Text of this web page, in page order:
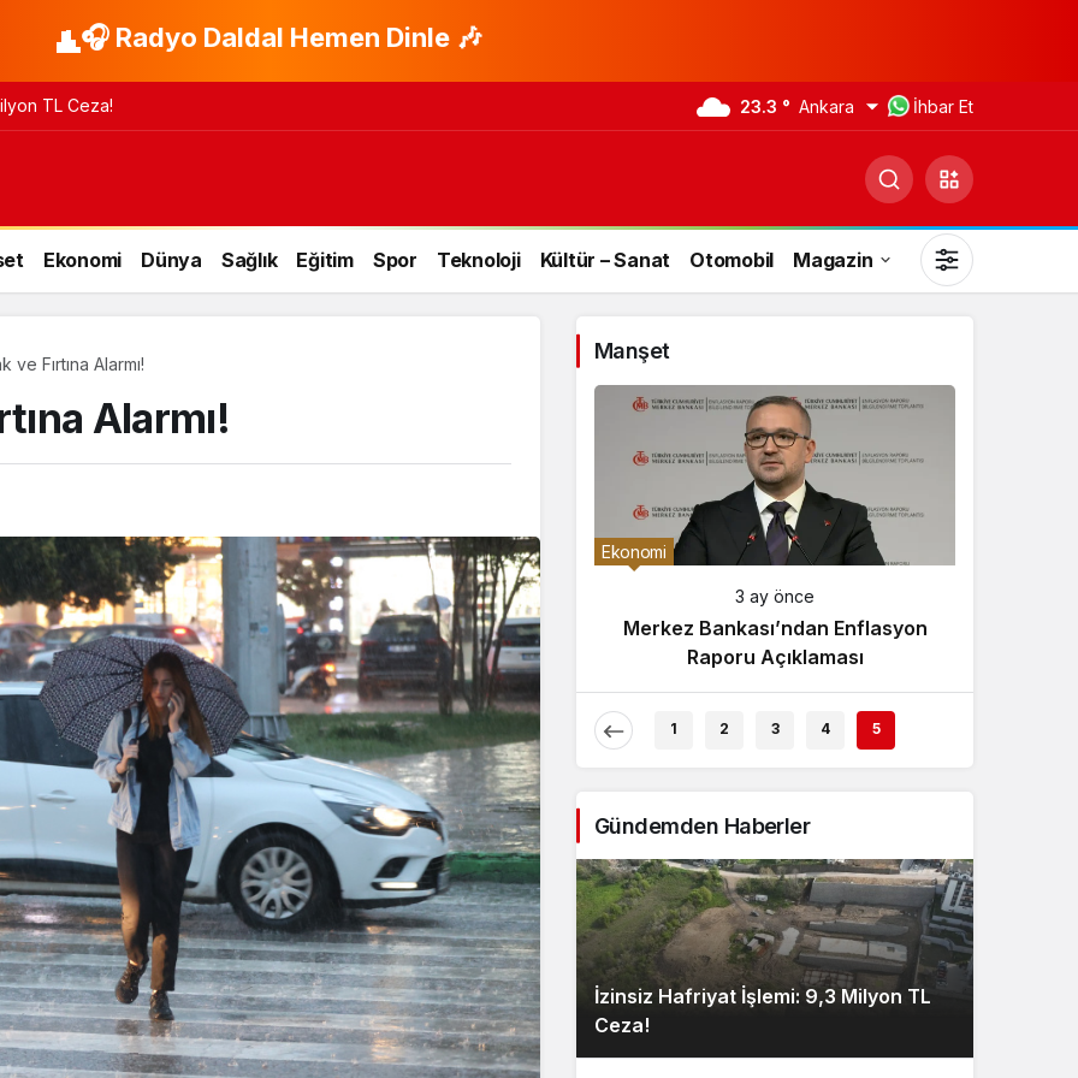
🎧 Radyo Daldal Hemen Dinle 🎶
TL Ceza! 23.3 ° Ankara İhbar Et
Ekonomi Dünya Sağlık Eğitim Spor Teknoloji Kültür – Sanat Otomobil Magazin
Gündüz Modu
Gündüz modunu seçin.
Gece Modu
Gece modunu seçin.
Sistem Modu
Sistem modunu seçin.
Fırtına Alarmı!
Alarmı!
Manşet
Tartışması
Son Dakika
3 ay önce
Çaykur Rizespor, Beşiktaş’ı
Ağırlıyor!
Ekonomi
3 ay önce
Merkez Bankası’ndan Enflasyon
Raporu Açıklaması
1 2 3 4 5
Gündemden Haberler
İzinsiz Hafriyat İşlemi: 9,3 Milyon TL
Ceza!